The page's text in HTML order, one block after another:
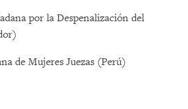
por la Despenalización del
de Mujeres Juezas (Perú)